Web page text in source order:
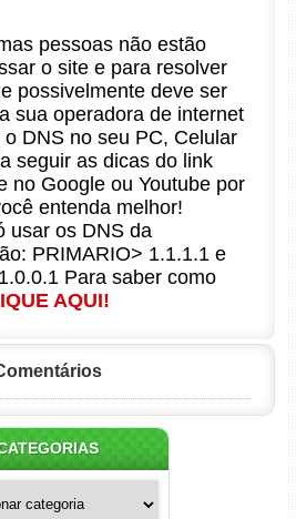
pessoas não estão
o site e para resolver
possivelmente deve ser
sua operadora de internet
DNS no seu PC, Celular
seguir as dicas do link
no Google ou Youtube por
entenda melhor!
usar os DNS da
PRIMARIO> 1.1.1.1 e
Para saber como
AQUI!